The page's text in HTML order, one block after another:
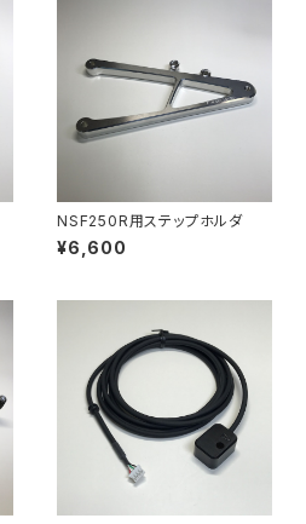
NSF250R用ステップホルダ
¥6,600